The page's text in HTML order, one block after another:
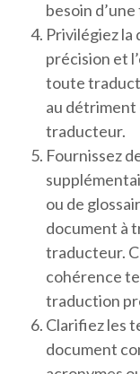
besoin
Privilégiez la
précision et
toute
au détriment
traducteur.
Fournissez
ou de
document à
traducteur.
cohérence
traduction
Clarifiez les
document